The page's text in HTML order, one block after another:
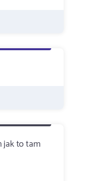
jak to tam